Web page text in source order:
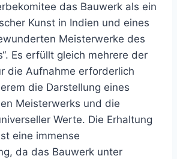
das Bauwerk als ein
Kunst in Indien und eines
Meisterwerke des
Es erfüllt gleich mehrere der
die Aufnahme erforderlich
die Darstellung eines
Meisterwerks und die
Werte. Die Erhaltung
eine immense
da das Bauwerk unter